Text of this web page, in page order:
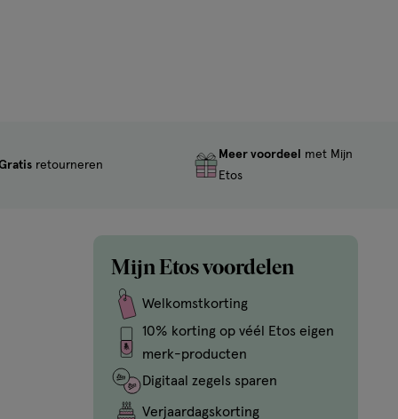
retourneren
Meer voordeel
met Mijn
Etos
Mijn Etos voordelen
Welkomstkorting
10% korting op véél Etos eigen
merk-producten
Digitaal zegels sparen
Verjaardagskorting